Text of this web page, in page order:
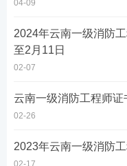
04-09
2024年云南一级消防
至2月11日
02-07
云南一级消防工程师证
02-26
2023年云南一级消防
02-17